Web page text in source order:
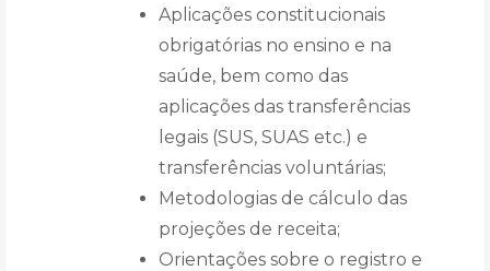
Aplicações constitucionais
obrigatórias no ensino e na
saúde, bem como das
aplicações das transferências
legais (SUS, SUAS etc.) e
transferências voluntárias;
Metodologias de cálculo das
projeções de receita;
Orientações sobre o registro e